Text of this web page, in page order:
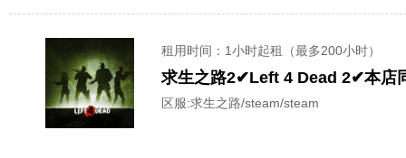
租用时间 ：1小时起租（最多200小时）
求生之路2✔Left 4 Dead 2✔本店
区服:求生之路/steam/steam